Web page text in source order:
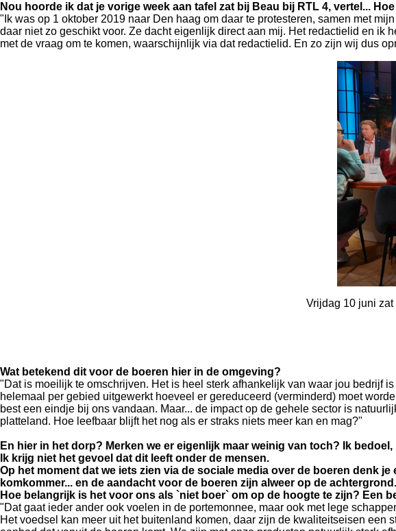
Nou hoorde ik dat je vorige week aan tafel zat bij Beau bij RTL 4, vertel...
"Ik was op 1 oktober 2019 naar Den haag om daar te protesteren, samen met
daar niet zo geschikt voor. Ze dacht eigenlijk direct aan mij. Het redactielid en ik
met de vraag om te komen, waarschijnlijk via dat redactielid. En zo zijn wij dus
Vrijdag 10 juni
Wat betekend dit voor de boeren hier in de omgeving?
"Dat is moeilijk te omschrijven. Het is heel sterk afhankelijk van waar jou bedrijf
helemaal per gebied uitgewerkt hoeveel er gereduceerd (verminderd) moet
best een eindje bij ons vandaan. Maar... de impact op de gehele sector is
platteland. Hoe leefbaar blijft het nog als er straks niets meer kan en mag?"
En hier in het dorp? Merken we er eigenlijk maar weinig van toch? Ik
Ik krijg niet het gevoel dat dit leeft onder de mensen.
Op het moment dat we iets zien via de sociale media over de boeren denk
komkommer... en de aandacht voor de boeren zijn alweer op de achtergrond.
Hoe belangrijk is het voor ons als `niet boer` om op de hoogte te zijn? Een
"Dat gaat ieder ander ook voelen in de portemonnee, maar ook met lege
Het voedsel kan meer uit het buitenland komen, daar zijn de kwaliteitseisen een